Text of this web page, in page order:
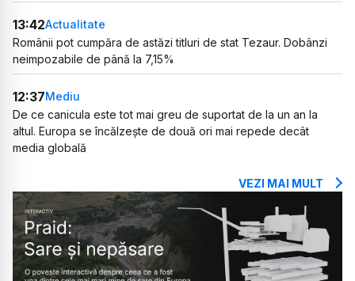
13:42Actualitate
Românii pot cumpăra de astăzi titluri de stat Tezaur. Dobânzi
neimpozabile de până la 7,15%
12:37Mediu
De ce canicula este tot mai greu de suportat de la un an la
altul. Europa se încălzește de două ori mai repede decât
media globală
VEZI MAI MULT